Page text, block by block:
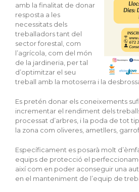
amb la finalitat de donar
resposta a les
necessitats dels
treballadors tant del
sector forestal, com
l’agrícola, com del món
de la jardineria, per tal
d’optimitzar el seu
treball amb la motoserra i la
Es pretén donar els coneixements
incrementar el rendiment dels
processat d’arbres, i la poda de tot
la zona com oliveres, ametllers,
Específicament es posarà molt
equips de protecció el
així com en poder aconseguir una
en el manteniment de l’equip de